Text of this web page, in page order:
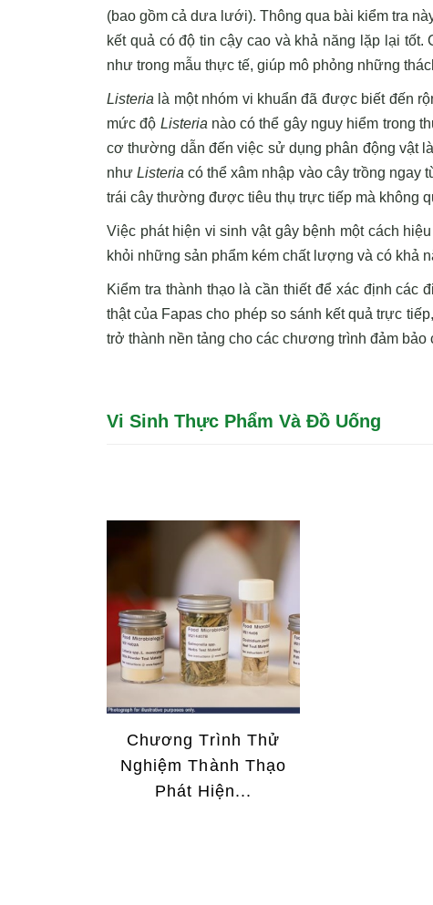
(bao gồm cả dưa lưới). Thông qua bài kiểm tra
kết quả có độ tin cậy cao và khả năng lặp lại
như trong mẫu thực tế, giúp mô phỏng những
Listeria là một nhóm vi khuẩn đã được biết đến
mức độ Listeria nào có thể gây nguy hiểm trong
cơ thường dẫn đến việc sử dụng phân động vật
nhưListeria có thể xâm nhập vào cây trồng ngay
trái cây thường được tiêu thụ trực tiếp mà không
Việc phát hiện vi sinh vật gây bệnh một cách
khỏi những sản phẩm kém chất lượng và có khả
Kiểm tra thành thạo là cần thiết để xác định các
thật của Fapas cho phép so sánh kết quả trực
trở thành nền tảng cho các chương trình đảm
Vi Sinh Thực Phẩm Và Đồ Uống
Chương Trình Thử
Nghiệm Thành Thạo
Phát Hiện...